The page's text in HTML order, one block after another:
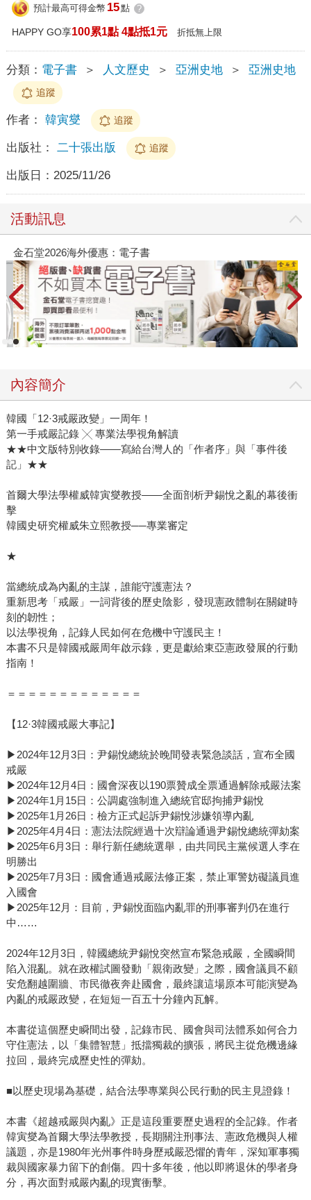
預計最高可得金幣 15點 ?
HAPPY GO享100累1點 4點抵1元 折抵無上限
分類： 電子書 ＞ 人文歷史 ＞ 亞洲史地 ＞ 亞洲史地
追蹤
作者： 韓寅燮 追蹤
出版社： 二十張出版 追蹤
出版日： 2025/11/26
活動訊息
金石堂2026海外優惠：電子書
內容簡介
韓國「12·3戒嚴政變」一周年！
第一手戒嚴記錄 ╳ 專業法學視角解讀
★★中文版特別收錄——寫給台灣人的「作者序」與「事件後
記」★★
首爾大學法學權威韓寅燮教授——全面剖析尹錫悅之亂的幕後衝
擊
韓國史研究權威朱立熙教授──專業審定
★
當總統成為內亂的主謀，誰能守護憲法？
重新思考「戒嚴」一詞背後的歷史陰影，發現憲政體制在關鍵時
刻的韌性；
以法學視角，記錄人民如何在危機中守護民主！
本書不只是韓國戒嚴周年啟示錄，更是獻給東亞憲政發展的行動
指南！
＝＝＝＝＝＝＝＝＝＝＝＝＝
【12·3韓國戒嚴大事記】
▶2024年12月3日：尹錫悅總統於晚間發表緊急談話，宣布全國
戒嚴
▶2024年12月4日：國會深夜以190票贊成全票通過解除戒嚴法案
▶2024年1月15日：公調處強制進入總統官邸拘捕尹錫悅
▶2025年1月26日：檢方正式起訴尹錫悅涉嫌領導內亂
▶2025年4月4日：憲法法院經過十次辯論通過尹錫悅總統彈劾案
▶2025年6月3日：舉行新任總統選舉，由共同民主黨候選人李在
明勝出
▶2025年7月3日：國會通過戒嚴法修正案，禁止軍警妨礙議員進
入國會
▶2025年12月：目前，尹錫悅面臨內亂罪的刑事審判仍在進行
中……
2024年12月3日，韓國總統尹錫悅突然宣布緊急戒嚴，全國瞬間
陷入混亂。就在政權試圖發動「親衛政變」之際，國會議員不顧
安危翻越圍牆、市民徹夜奔赴國會，最終讓這場原本可能演變為
內亂的戒嚴政變，在短短一百五十分鐘內瓦解。
本書從這個歷史瞬間出發，記錄市民、國會與司法體系如何合力
守住憲法，以「集體智慧」抵擋獨裁的擴張，將民主從危機邊緣
拉回，最終完成歷史性的彈劾。
■以歷史現場為基礎，結合法學專業與公民行動的民主見證錄！
本書《超越戒嚴與內亂》正是這段重要歷史過程的全記錄。作者
韓寅燮為首爾大學法學教授，長期關注刑事法、憲政危機與人權
議題，亦是1980年光州事件時身歷戒嚴恐懼的青年，深知軍事獨
裁與國家暴力留下的創傷。四十多年後，他以即將退休的學者身
分，再次面對戒嚴內亂的現實衝擊。